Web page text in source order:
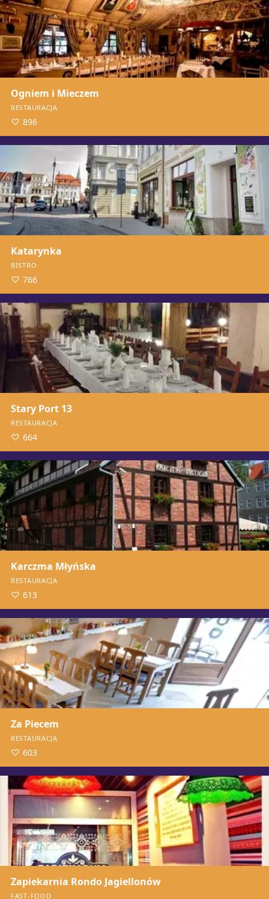
Ogniem i Mieczem
RESTAURACJA
896
Katarynka
BISTRO
766
Stary Port 13
RESTAURACJA
664
Karczma Młyńska
RESTAURACJA
613
Za Piecem
RESTAURACJA
603
Zapiekarnia Rondo Jagiellonów
FAST-FOOD